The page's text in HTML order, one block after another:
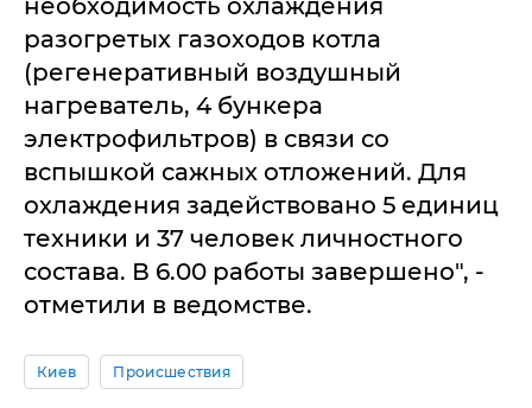
необходимость охлаждения
разогретых газоходов котла
(регенеративный воздушный
нагреватель, 4 бункера
электрофильтров) в связи со
вспышкой сажных отложений. Для
охлаждения задействовано 5 единиц
техники и 37 человек личностного
состава. В 6.00 работы завершено", -
отметили в ведомстве.
Киев Происшествия